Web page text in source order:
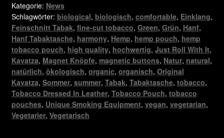
Kategorie: News
Schlagwörter: biological, biologisch, comfortable, Einklang,
Feinschnitt Tabak, fine-cut tobacco, Green, Grün, Hanf,
Hanf Tabaktasche, harmony, Hemp, hemp pouch, hemp
tobacco pouch, high quality, hochwertig, Just Roll With It,
Kavatza, Magnet Knöpfe, magnetic buttons, Natur, natural,
natürlich, ökologisch, organic, organisch, Original
Kavatza, Sommer, summer, Tabak, Tabaktasche, tobacco,
Tobacco Dressed In Leather, Tobacco Pouch, tobacco
pouches, Unique Smoking Equipment, vegan, vegetarian,
Vegetarier, Vegetarisch